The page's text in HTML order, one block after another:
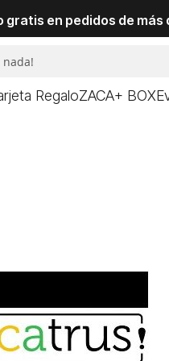
gratis en pedidos de
RegaloZACA+ BOX